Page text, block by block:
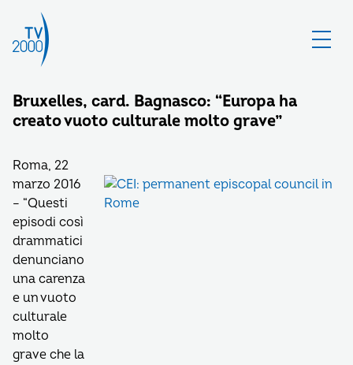
Bruxelles, card. Bagnasco: “Europa ha
creato vuoto culturale molto grave”
Roma, 22
marzo 2016
– “Questi
episodi così
drammatici
denunciano
una carenza
e un vuoto
culturale
molto
grave che la